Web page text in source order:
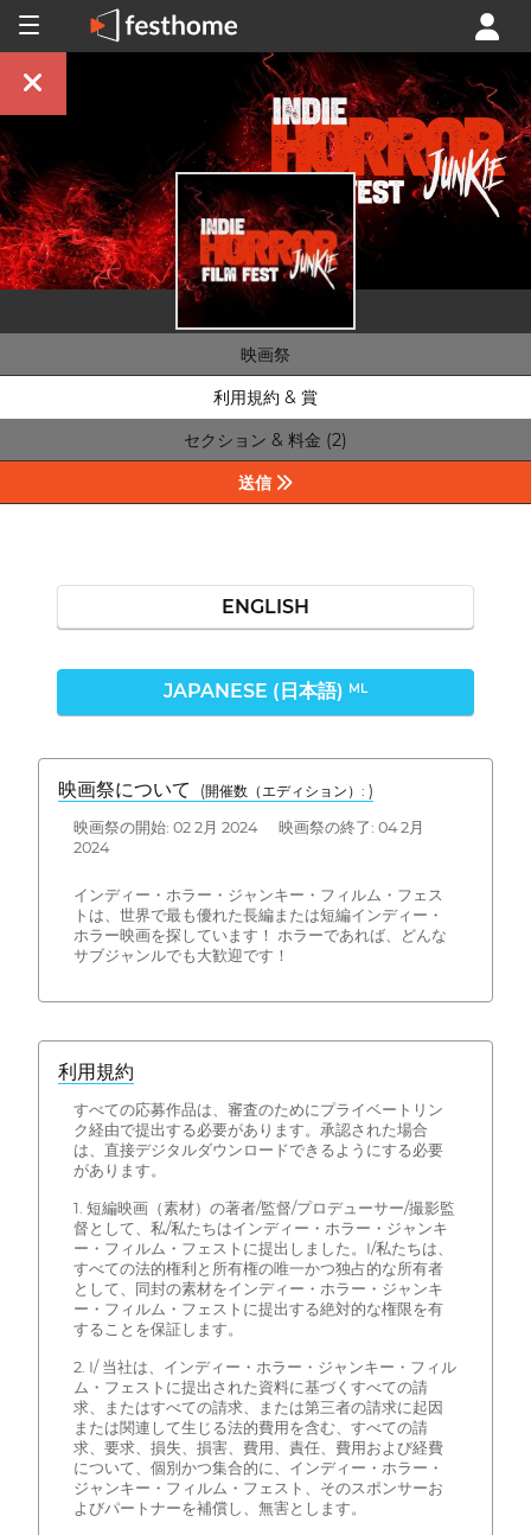
映画祭
利用規約 & 賞
セクション & 料金 (2)
送信
ENGLISH
JAPANESE (日本語) ML
映画祭について (開催数（エディション）: )
映画祭の開始: 02 2月 2024 映画祭の終了: 04 2月
2024
インディー・ホラー・ジャンキー・フィルム・フェス
トは、世界で最も優れた長編または短編インディー・
ホラー映画を探しています！ ホラーであれば、どんな
サブジャンルでも大歓迎です！
利用規約
すべての応募作品は、審査のためにプライベートリン
ク経由で提出する必要があります。承認された場合
は、直接デジタルダウンロードできるようにする必要
があります。
1. 短編映画（素材）の著者/監督/プロデューサー/撮影監
督として、私/私たちはインディー・ホラー・ジャンキ
ー・フィルム・フェストに提出しました。I/私たちは、
すべての法的権利と所有権の唯一かつ独占的な所有者
として、同封の素材をインディー・ホラー・ジャンキ
ー・フィルム・フェストに提出する絶対的な権限を有
することを保証します。
2. I/ 当社は、インディー・ホラー・ジャンキー・フィル
ム・フェストに提出された資料に基づくすべての請
求、またはすべての請求、または第三者の請求に起因
または関連して生じる法的費用を含む、すべての請
求、要求、損失、損害、費用、責任、費用および経費
について、個別かつ集合的に、インディー・ホラー・
ジャンキー・フィルム・フェスト、そのスポンサーお
よびパートナーを補償し、無害とします。